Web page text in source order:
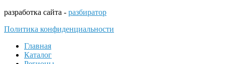
разработка сайта - разбиратор
Политика конфиденциальности
Главная
Каталог